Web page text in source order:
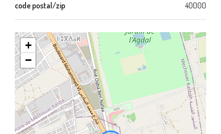
code postal/zip 40000
+
−